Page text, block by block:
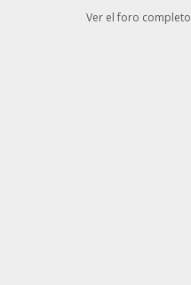
Ver el foro completo